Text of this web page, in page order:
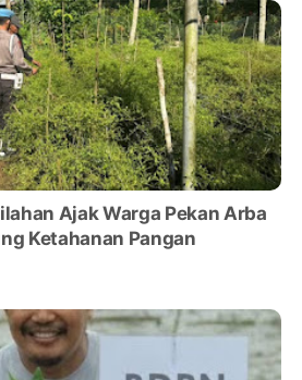
Ajak Warga Pekan Arba
Ketahanan Pangan